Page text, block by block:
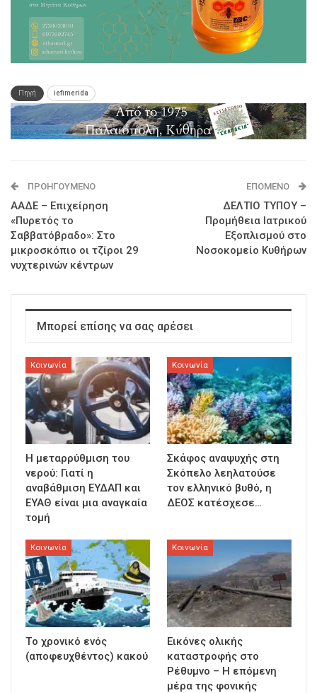
Πηγή iefimerida
ΠΡΟΗΓΟΎΜΕΝΟ
ΑΑΔΕ – Επιχείρηση
«Πυρετός το
Σαββατόβραδο»: Στο
μικροσκόπιο οι τζίροι 29
νυχτερινών κέντρων
ΕΠΌΜΕΝΟ
ΔΕΛΤΙΟ ΤΥΠΟΥ –
Προμήθεια Ιατρικού
Εξοπλισμού στο
Νοσοκομείο Κυθήρων
Μπορεί επίσης να σας αρέσει
Κοινωνία
Η μεταρρύθμιση του
νερού: Γιατί η
αναβάθμιση ΕΥΔΑΠ και
ΕΥΑΘ είναι μια αναγκαία
τομή
Κοινωνία
Σκάφος αναψυχής στη
Σκόπελο λεηλατούσε
τον ελληνικό βυθό, η
ΔΕΟΣ κατέσχεσε…
Κοινωνία
Τo χρονικό ενός
(αποφευχθέντος) κακού
Κοινωνία
Εικόνες ολικής
καταστροφής στο
Ρέθυμνο – Η επόμενη
μέρα της φονικής